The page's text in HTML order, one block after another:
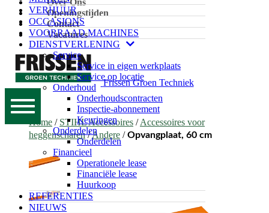
VERHUUR
OCCASIONS
VOORRAAD MACHINES
DIENSTVERLENING
Service
Service in eigen werkplaats
Service op locatie
Onderhoud
Onderhoudscontracten
Inspectie-abonnement
Keuringen
Onderdelen
Onderdelen
Financieel
Operationele lease
Financiële lease
Huurkoop
REFERENTIES
NIEUWS
Over Ons
Openingstijden
Contact
Vacatures
Frissen Groen Techniek
Home / STIHL Accessoires /Accessoires voor
heggenscharen/Andere /Opvangplaat, 60 cm